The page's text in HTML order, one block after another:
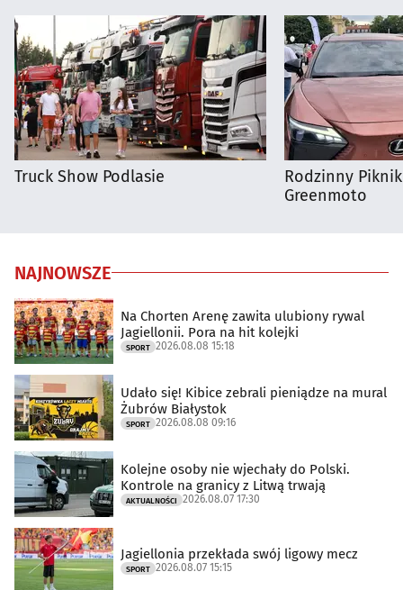
Truck Show Podlasie
Rodzinny
Greenmoto
NAJNOWSZE
Na Chorten Arenę zawita ulubiony rywal
Jagiellonii. Pora na hit kolejki
SPORT 2026.08.08 15:18
Udało się! Kibice zebrali pieniądze na mural
Żubrów Białystok
SPORT 2026.08.08 09:16
Kolejne osoby nie wjechały do Polski.
Kontrole na granicy z Litwą trwają
AKTUALNOŚCI 2026.08.07 17:30
Jagiellonia przekłada swój ligowy mecz
SPORT 2026.08.07 15:15